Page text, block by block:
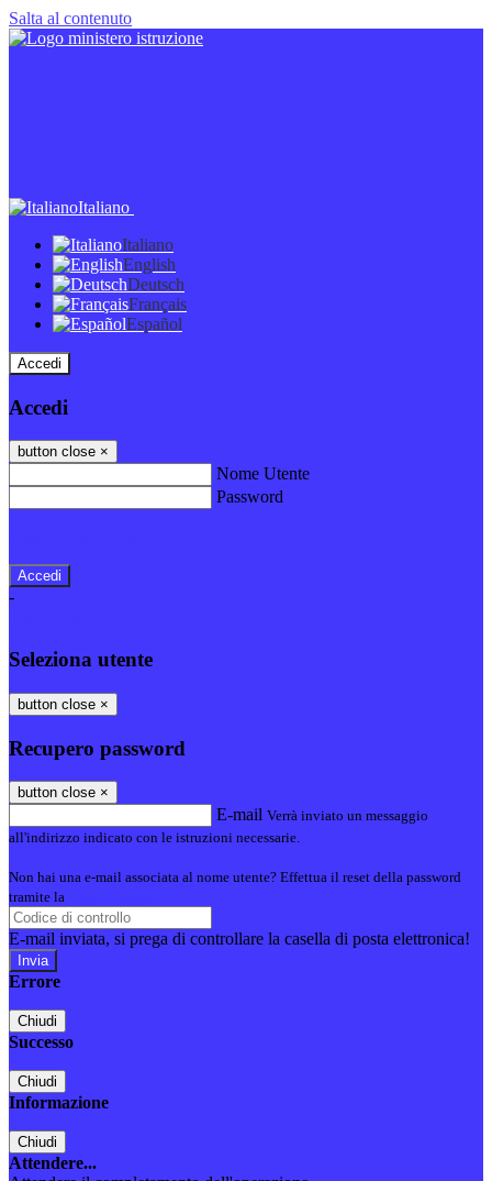
Salta al contenuto
Italiano
Italiano
English
Deutsch
Français
Español
Accedi
Accedi
button close ×
Nome Utente
Password
-
Seleziona utente
button close ×
Recupero password
button close ×
E-mail Verrà inviato un messaggio
all'indirizzo indicato con le istruzioni necessarie.
Non hai una e-mail associata al nome utente? Effettua il reset della password
tramite la
E-mail inviata, si prega di controllare la casella di posta elettronica!
Errore
Chiudi
Successo
Chiudi
Informazione
Chiudi
Attendere...